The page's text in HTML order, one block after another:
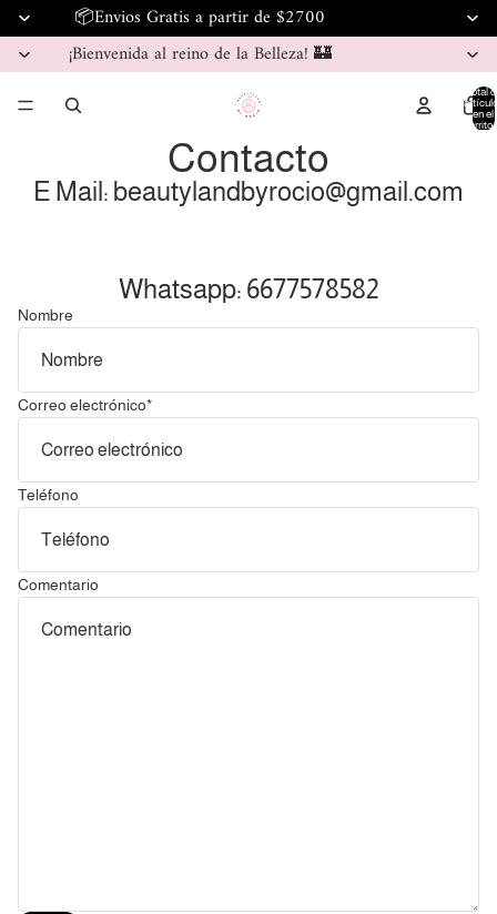
📦Envios Gratis a partir de $2700
¡Bienvenida al reino de la Belleza! 🏰
Total
en el
Contacto
E Mail: beautylandbyrocio@gmail.com
Whatsapp: 6677578582
Nombre
Correo electrónico*
Teléfono
Comentario